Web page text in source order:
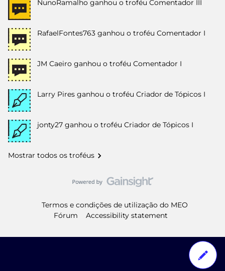
NunoRamalho ganhou o troféu Comentador III
RafaelFontes763 ganhou o troféu Comentador I
JM Caeiro ganhou o troféu Comentador I
Larry Pires ganhou o troféu Criador de Tópicos I
jonty27 ganhou o troféu Criador de Tópicos I
Mostrar todos os troféus
Termos e condições de utilização do MEO
Fórum
Accessibility statement